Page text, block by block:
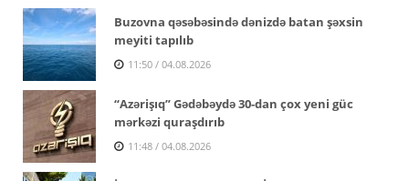
Buzovna qəsəbəsində dənizdə batan şəxsin
meyiti tapılıb
11:50 / 04.08.2026
“Azərişıq” Gədəbəydə 30-dan çox yeni güc
mərkəzi quraşdırıb
11:48 / 04.08.2026